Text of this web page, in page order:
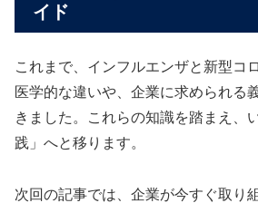
イド
これまで、インフルエンザと新型コ
医学的な違いや、企業に求められる
きました。これらの知識を踏まえ、
践」へと移ります。
次回の記事では、企業が今すぐ取り